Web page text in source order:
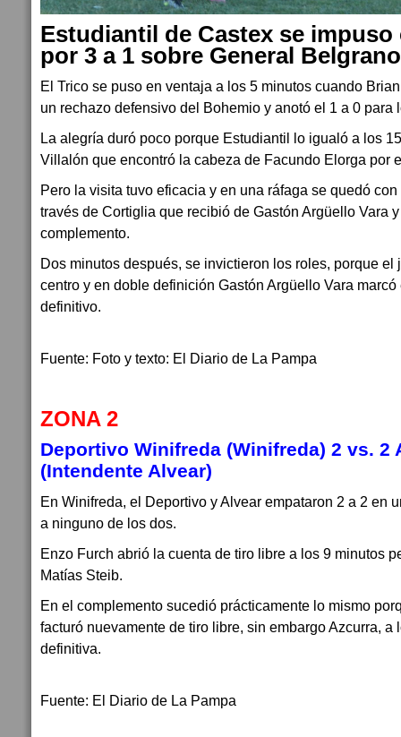
Estudiantil de Castex se
por 3 a 1 sobre General
El Trico se puso en ventaja a los 5 minutos cuando
un rechazo defensivo del Bohemio y anotó el 1 a 0 para
La alegría duró poco porque Estudiantil lo igualó a los
Villalón que encontró la cabeza de Facundo Elorga por
Pero la visita tuvo eficacia y en una ráfaga se quedó
través de Cortiglia que recibió de Gastón Argüello Vara
complemento.
Dos minutos después, se invictieron los roles, porque
centro y en doble definición Gastón Argüello Vara
definitivo.
Fuente: Foto y texto: El Diario de La Pampa
ZONA 2
Deportivo Winifreda (Winifreda) 2 vs. 2
(Intendente Alvear)
En Winifreda, el Deportivo y Alvear empataron 2 a 2 en
a ninguno de los dos.
Enzo Furch abrió la cuenta de tiro libre a los 9 minutos
Matías Steib.
En el complemento sucedió prácticamente lo mismo
facturó nuevamente de tiro libre, sin embargo Azcurra, a
definitiva.
Fuente: El Diario de La Pampa